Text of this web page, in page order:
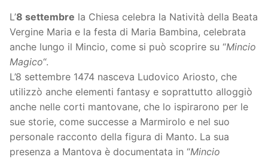
L’8 settembre la Chiesa celebra la Natività della Beata
Vergine Maria e la festa di Maria Bambina, celebrata
anche lungo il Mincio, come si può scoprire su “Mincio
Magico“.
L’8 settembre 1474 nasceva Ludovico Ariosto, che
utilizzò anche elementi fantasy e soprattutto alloggiò
anche nelle corti mantovane, che lo ispirarono per le
sue storie, come successe a Marmirolo e nel suo
personale racconto della figura di Manto. La sua
presenza a Mantova è documentata in “Mincio